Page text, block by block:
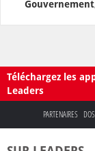
Téléchargez les
Leaders
PARTENAIRES